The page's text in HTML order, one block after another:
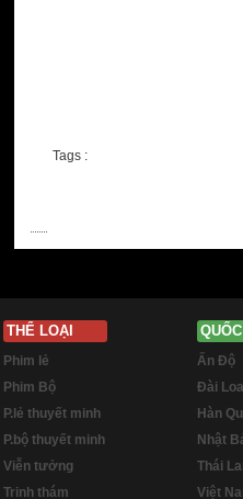
Tags :
THỂ LOẠI
Phim lẻ
Phim Bộ
P.lẻ thuyết minh
P.bộ thuyết minh
Viễn tưởng
Trinh thám
Ấn Độ
Đài
Hàn
Nhật
Thái
Việt